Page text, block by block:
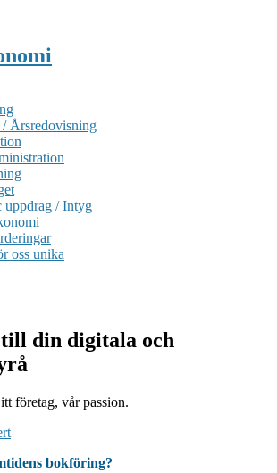
Årsredovisning
uppdrag / Intyg
oss unika
din digitala och
företag, vår passion.
bokföring?